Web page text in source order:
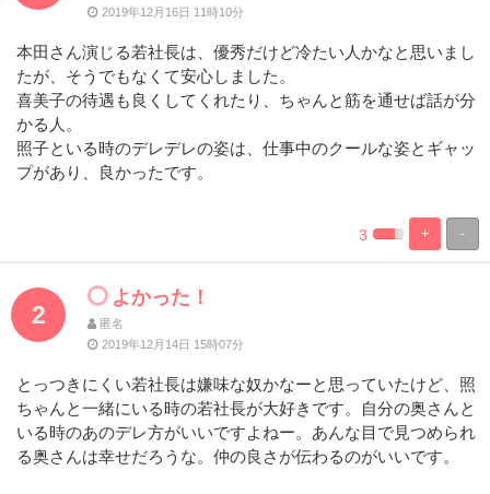
2019年12月16日 11時10分
本田さん演じる若社長は、優秀だけど冷たい人かなと思いまし
たが、そうでもなくて安心しました。
喜美子の待遇も良くしてくれたり、ちゃんと筋を通せば話が分
かる人。
照子といる時のデレデレの姿は、仕事中のクールな姿とギャッ
プがあり、良かったです。
-
+
%
Complete
100%
Complete
3
2
よかった！
匿名
2019年12月14日 15時07分
とっつきにくい若社長は嫌味な奴かなーと思っていたけど、照
ちゃんと一緒にいる時の若社長が大好きです。自分の奥さんと
いる時のあのデレ方がいいですよねー。あんな目で見つめられ
る奥さんは幸せだろうな。仲の良さが伝わるのがいいです。